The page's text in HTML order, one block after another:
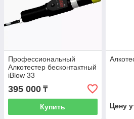
Профессиональный
Алкотестер бесконтактный
iBlow 33
395 000 ₸
Купить Цену